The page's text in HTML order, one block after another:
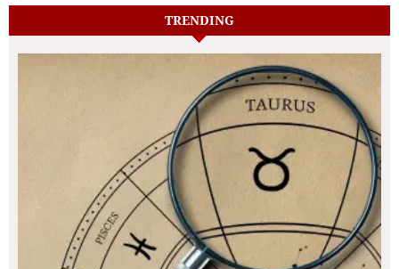
TRENDING